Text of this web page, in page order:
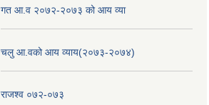
गत आ.व २०७२-२०७३ को आय व्या
चलु आ.वको आय व्याय(२०७३-२०७४)
राजश्व ०७२-०७३